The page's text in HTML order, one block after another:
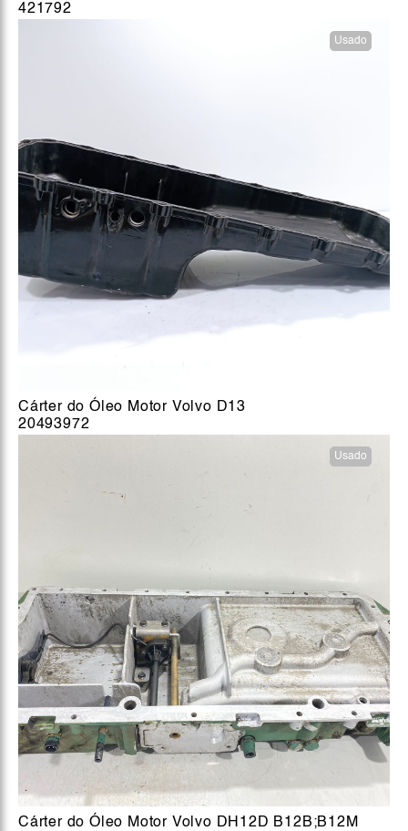
421792
Usado
Cárter do Óleo Motor Volvo D13
20493972
Usado
Cárter do Óleo Motor Volvo DH12D B12B;B12M